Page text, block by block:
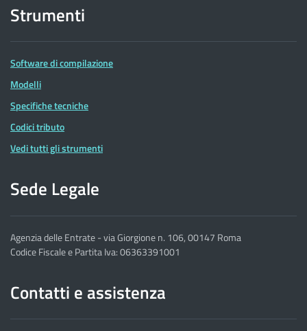
Strumenti
Software di compilazione
Modelli
Specifiche tecniche
Codici tributo
Vedi tutti gli strumenti
Sede Legale
Agenzia delle Entrate - via Giorgione n. 106, 00147 Roma
Codice Fiscale e Partita Iva: 06363391001
Contatti e assistenza